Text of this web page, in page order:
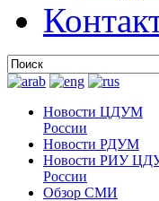
Новости ЦДУМ
России
Новости РДУМ
Новости РИУ
России
Обзор СМИ